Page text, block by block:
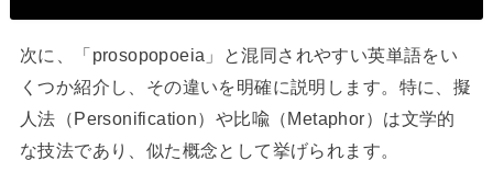
次に、「prosopopoeia」と混同されやすい英単語をい
くつか紹介し、その違いを明確に説明します。特に、擬
人法（Personification）や比喩（Metaphor）は文学的
な技法であり、似た概念として挙げられます。